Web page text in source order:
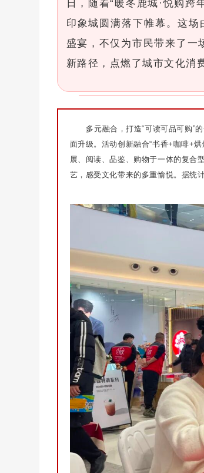
日，随着“暖冬鹿城·悦购跨
印象城圆满落下帷幕。这
盛宴，不仅为市民带来了一
新路径，点燃了城市文化消
多元融合，打造“可读可品可购”
面升级。活动创新融合“书香+咖啡+
展、阅读、品鉴、购物于一体的复合
艺，感受文化带来的多重愉悦。据统